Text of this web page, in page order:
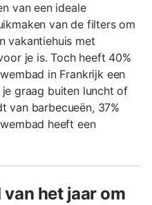
van een ideale
van de filters om
vakantiehuis met
je is. Toch heeft 40%
in Frankrijk een
graag buiten luncht of
van barbecueën, 37%
heeft een
het jaar om